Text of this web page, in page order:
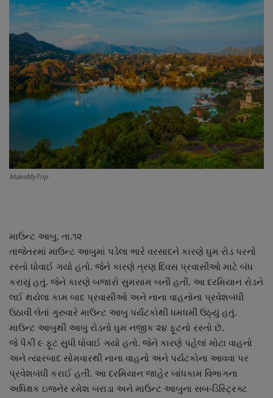
About Author
Contact
Dipotsav Special
આંતરરાષ્ટ્રીય
ગુજરાત
બજારના સમાચાર
નાણાંકીય સમાચાર
સ્થાનિક સમાચાર
સ્પોર્ટ્સ
રાશિફળ
MakeMyTrip
માઉન્ટ આબુ, તા.૧૨
તાજેતરમાં માઉન્ટ આબુમાં પડેલા ભારે વરસાદને કારણે ઘુમ રોડ પરનો
રસ્તો ધોવાઈ ગયો હતો. જેને કારણે ત્રણ દિવસ પ્રવાસીઓ માટે બંધ
કરાયું હતું. જેને કારણે બજારો સુમસામ બની હતી. આ દરમિયાન રોડને
લઈ થયેલા કામ બાદ પ્રવાસીઓ અને નાના વાહનોના પ્રવેશબંધી
ઉઠાવી લેતાં ગુરુવારે માઉન્ટ આબુ પર્યટકોથી ધમધમી ઉઠ્યું હતું.
માઉન્ટ આબુથી આબુ રોડનો ઘુમ નજીક ૨૪ ફૂટનો રસ્તો છે.
જે પૈકી ૯ ફૂટ સુધી ધોવાઈ ગયો હતો. જેને કારણે પહેલાં મોટા વાહનો
અને ત્યારબાદ સોમવારથી નાના વાહનો અને પર્યટકોના આવવા પર
પ્રવેશબંધી કરાઈ હતી. આ દરમિયાન જાહેર બાંધકામ વિભાગના
અધિક્ષક ઇજનેર રમેશ બરાડા અને માઉન્ટ આબુના સબ-ડિસ્ટ્રિક્ટ